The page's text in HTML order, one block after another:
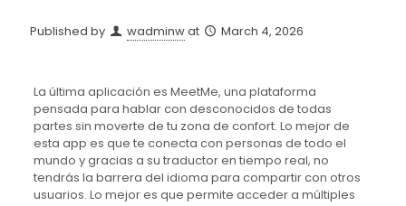
Published by wadminwat March 4, 2026
La última aplicación es MeetMe, una plataforma
pensada para hablar con desconocidos de todas
partes sin moverte de tu zona de confort. Lo mejor de
esta app es que te conecta con personas de todo el
mundo y gracias a su traductor en tiempo real, no
tendrás la barrera del idioma para compartir con otros
usuarios. Lo mejor es que permite acceder a múltiples